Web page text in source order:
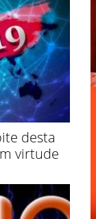
desta
virtude